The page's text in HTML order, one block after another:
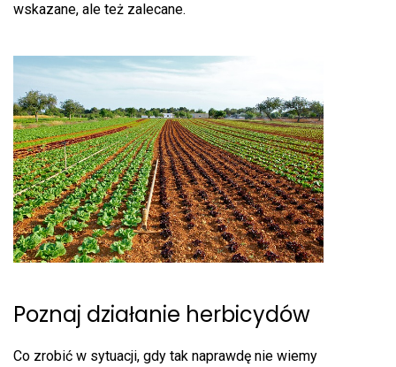
wskazane, ale też zalecane.
Poznaj działanie herbicydów
Co zrobić w sytuacji, gdy tak naprawdę nie wiemy